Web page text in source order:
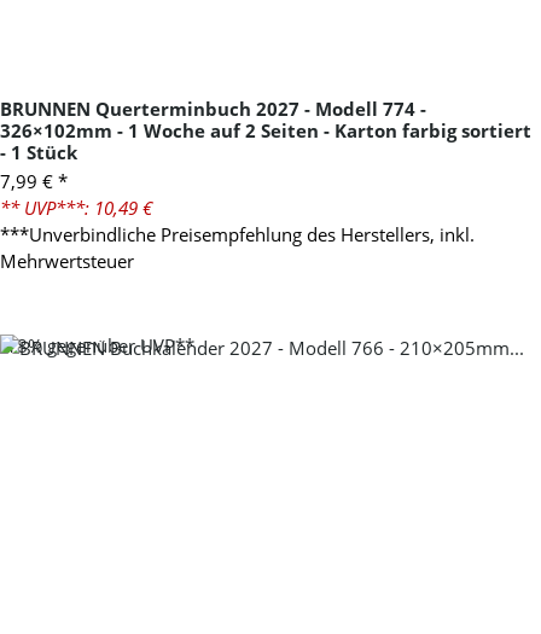
BRUNNEN Querterminbuch 2027 - Modell 774 -
326×102mm - 1 Woche auf 2 Seiten - Karton farbig sortiert
- 1 Stück
7,99 € *
** UVP***: 10,49 €
***Unverbindliche Preisempfehlung des Herstellers, inkl.
Mehrwertsteuer
-18%gegenüber UVP**